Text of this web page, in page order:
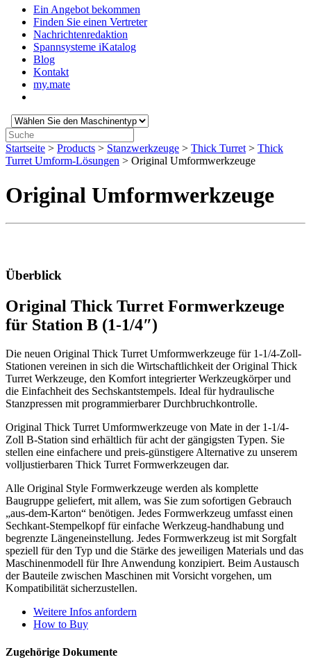
Ein Angebot bekommen
Finden Sie einen Vertreter
Nachrichtenredaktion
Spannsysteme iKatalog
Blog
Kontakt
my.mate
Wählen
Sie
den
Maschinentyp:
Suche:
Startseite > Products > Stanzwerkzeuge > Thick Turret > Thick
Turret Umform-Lösungen > Original Umformwerkzeuge
Original Umformwerkzeuge
Überblick
Original Thick Turret Formwerkzeuge
für Station B (1-1/4″)
Die neuen Original Thick Turret Umformwerkzeuge für 1-1/4-Zoll-
Stationen vereinen in sich die Wirtschaftlichkeit der Original Thick
Turret Werkzeuge, den Komfort integrierter Werkzeugkörper und
die Einfachheit des Sechskantstempels. Ideal für hydraulische
Stanzpressen mit programmierbarer Durchbruchkontrolle.
Original Thick Turret Umformwerkzeuge von Mate in der 1-1/4-
Zoll B-Station sind erhältlich für acht der gängigsten Typen. Sie
stellen eine einfachere und preis-günstigere Alternative zu unserem
volljustierbaren Thick Turret Formwerkzeugen dar.
Alle Original Style Formwerkzeuge werden als komplette
Baugruppe geliefert, mit allem, was Sie zum sofortigen Gebrauch
„aus-dem-Karton“ benötigen. Jedes Formwerkzeug umfasst einen
Sechkant-Stempelkopf für einfache Werkzeug-handhabung und
begrenzte Längeneinstellung. Jedes Formwerkzeug ist mit Sorgfalt
speziell für den Typ und die Stärke des jeweiligen Materials und das
Maschinenmodell für Ihre Anwendung konzipiert. Beim Austausch
der Bauteile zwischen Maschinen mit Vorsicht vorgehen, um
Kompatibilität sicherzustellen.
Weitere Infos anfordern
How to Buy
Zugehörige Dokumente